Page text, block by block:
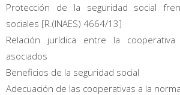
Protección de la seguridad social
sociales [R.(INAES) 4664/13]
Relación jurídica entre la
asociados
Beneficios de la seguridad social
Adecuación de las cooperativas a la